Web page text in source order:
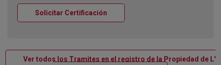
Solicitar Certificación
Ver todos los Tramites en el registro de la Propiedad de L'